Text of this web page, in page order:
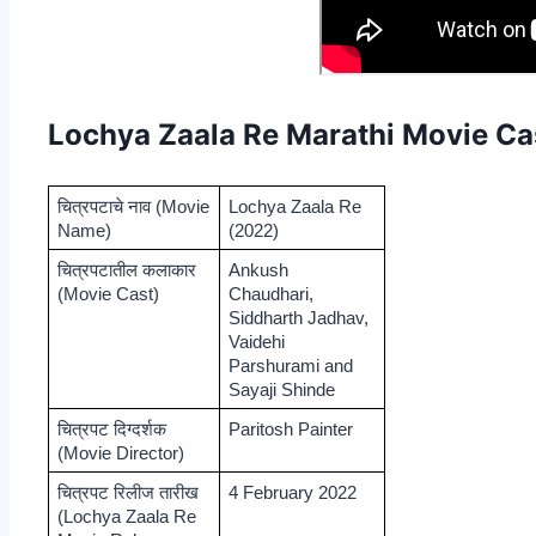
Lochya Zaala Re Marathi Movie
चित्रपटाचे नाव (Movie
Name)
Lochya Zaala Re
(2022)
चित्रपटातील कलाकार
(Movie Cast)
Ankush
Chaudhari,
Siddharth Jadhav,
Vaidehi
Parshurami and
Sayaji Shinde
चित्रपट दिग्दर्शक
(Movie Director)
Paritosh Painter
चित्रपट रिलीज तारीख
(Lochya Zaala Re
4 February 2022